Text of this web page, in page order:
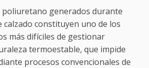
poliuretano generados durante
calzado constituyen uno de los
más difíciles de gestionar
termoestable, que impide
procesos convencionales de